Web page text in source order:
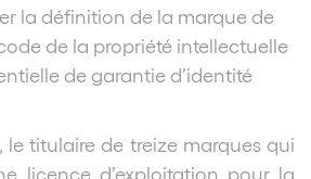
la définition de la marque de
code de la propriété intellectuelle
de garantie d’identité
le titulaire de treize marques qui
licence d’exploitation pour la